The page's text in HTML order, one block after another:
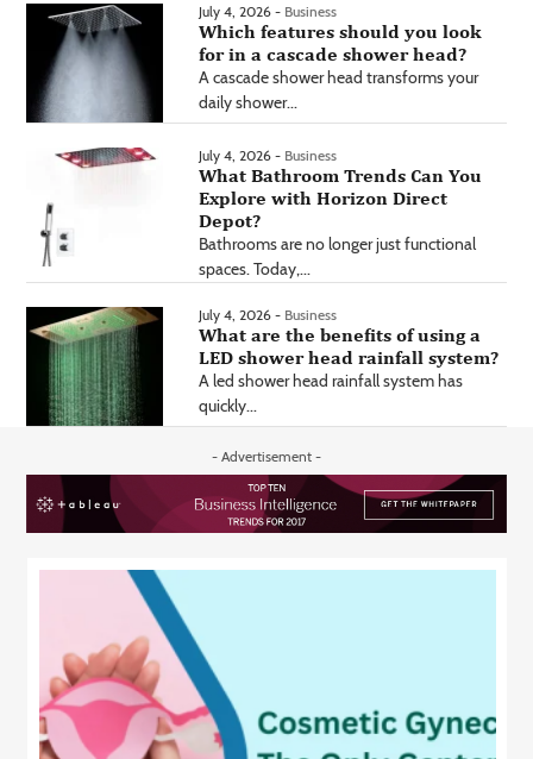
July 4, 2026 - Business
Which features should you look
for in a cascade shower head?
A cascade shower head transforms your
daily shower...
July 4, 2026 - Business
What Bathroom Trends Can You
Explore with Horizon Direct
Depot?
Bathrooms are no longer just functional
spaces. Today,...
July 4, 2026 - Business
What are the benefits of using a
LED shower head rainfall system?
A led shower head rainfall system has
quickly...
- Advertisement -